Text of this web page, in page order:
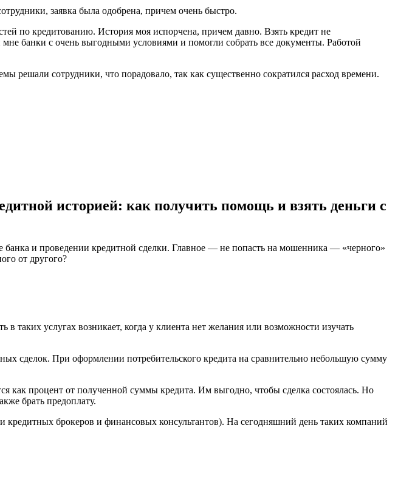
заявка была одобрена, причем очень быстро.
по кредитованию. История моя испорчена, причем давно. Взять кредит не
банки с очень выгодными условиями и помогли собрать все документы. Работой
решали сотрудники, что порадовало, так как существенно сократился расход времени.
историей: как получить помощь и взять деньги с
и проведении кредитной сделки. Главное — не попасть на мошенника — «черного»
от другого?
таких услугах возникает, когда у клиента нет желания или возможности изучать
сделок. При оформлении потребительского кредита на сравнительно небольшую сумму
как процент от полученной суммы кредита. Им выгодно, чтобы сделка состоялась. Но
брать предоплату.
брокеров и финансовых консультантов). На сегодняшний день таких компаний